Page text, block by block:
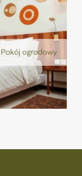
Pokój ogrodowy